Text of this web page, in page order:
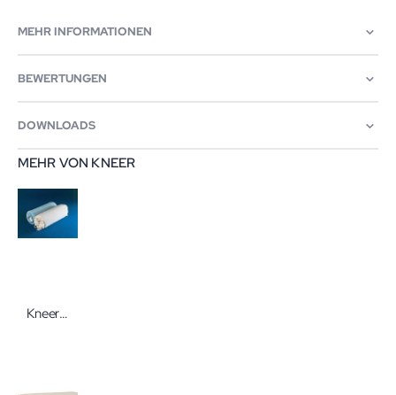
MEHR INFORMATIONEN
BEWERTUNGEN
DOWNLOADS
MEHR VON KNEER
Kneer Nackenrollenbezug 15x50cm